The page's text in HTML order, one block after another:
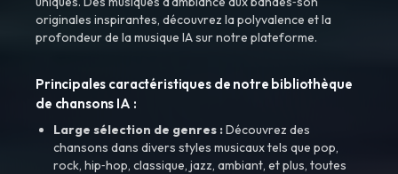
originales inspirantes, découvrez la polyvalence et la
profondeur de la musique IA sur notre plateforme.
Principales caractéristiques de notre bibliothèque
de chansons IA :
Large sélection de genres :Découvrez des
chansons dans divers styles musicaux tels que pop,
rock, hip‑hop, classique, jazz, ambiant, et plus, toutes